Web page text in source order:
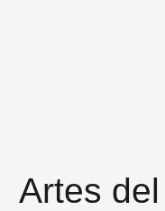
Artes